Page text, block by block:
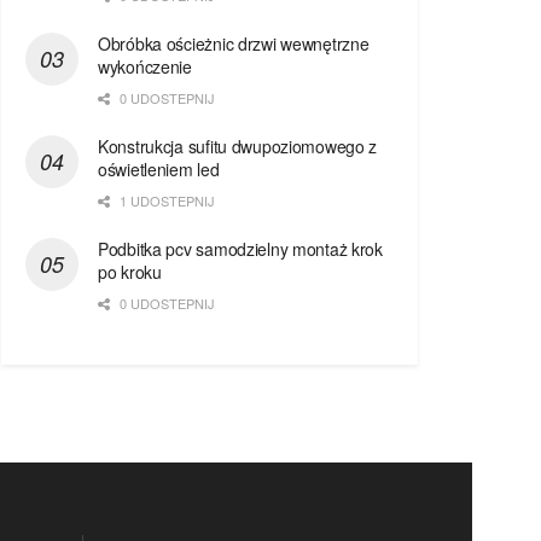
Obróbka ościeżnic drzwi wewnętrzne
wykończenie
0 UDOSTEPNIJ
Konstrukcja sufitu dwupoziomowego z
oświetleniem led
1 UDOSTEPNIJ
Podbitka pcv samodzielny montaż krok
po kroku
0 UDOSTEPNIJ